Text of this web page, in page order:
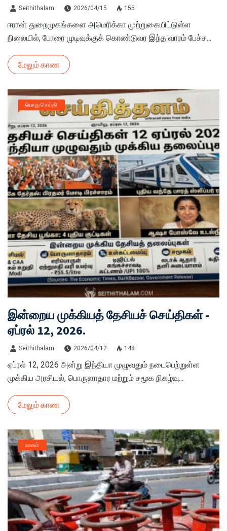
Seithithalam 2026/04/15 155
ஈரான் துறைமுகங்களை அமெரிக்கா முற்றுகையிட்டுள்ள
நிலையில், போரை முடிவுக்குக் கொண்டுவர இந்த வாரம் பேச்ச...
மேலும் காண
பொது செய்தி
இன்றைய முக்கியத் தேசியச் செய்திகள் -
ஏப்ரல் 12, 2026.
Seithithalam 2026/04/12 148
ஏப்ரல் 12, 2026 அன்று இந்தியா முழுவதும் நடைபெற்றுள்ள
முக்கிய அரசியல், பொருளாதார மற்றும் சமூக நிகழ்வு...
மேலும் காண
உலகம்